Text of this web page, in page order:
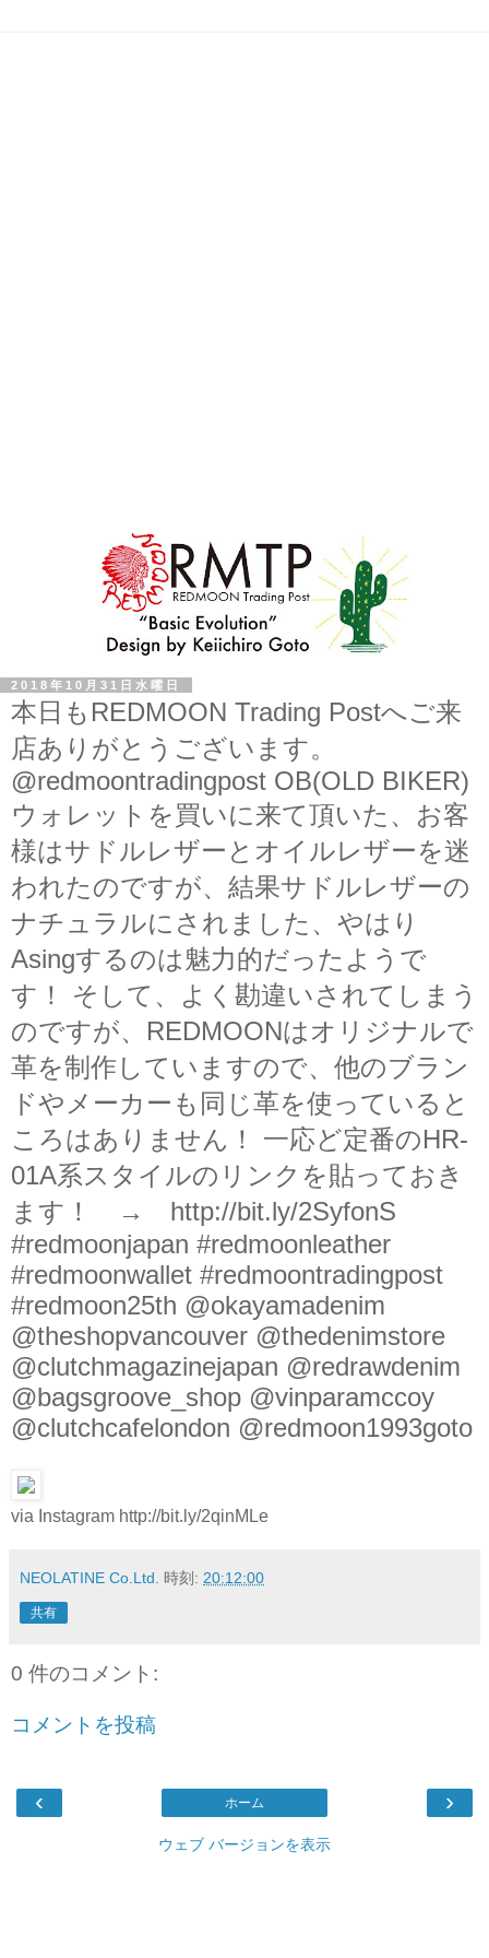
2018年10月31日水曜日
本日もREDMOON Trading Postへご来
店ありがとうございます。
@redmoontradingpost OB(OLD BIKER)
ウォレットを買いに来て頂いた、お客
様はサドルレザーとオイルレザーを迷
われたのですが、結果サドルレザーの
ナチュラルにされました、やはり
Asingするのは魅力的だったようで
す！ そして、よく勘違いされてしまう
のですが、REDMOONはオリジナルで
革を制作していますので、他のブラン
ドやメーカーも同じ革を使っていると
ころはありません！ 一応ど定番のHR-
01A系スタイルのリンクを貼っておき
ます！ → http://bit.ly/2SyfonS
#redmoonjapan #redmoonleather
#redmoonwallet #redmoontradingpost
#redmoon25th @okayamadenim
@theshopvancouver @thedenimstore
@clutchmagazinejapan @redrawdenim
@bagsgroove_shop @vinparamccoy
@clutchcafelondon @redmoon1993goto
via Instagram http://bit.ly/2qinMLe
NEOLATINE Co.Ltd. 時刻: 20:12:00
共有
0 件のコメント:
コメントを投稿
‹ ›
ホーム
ウェブ バージョンを表示